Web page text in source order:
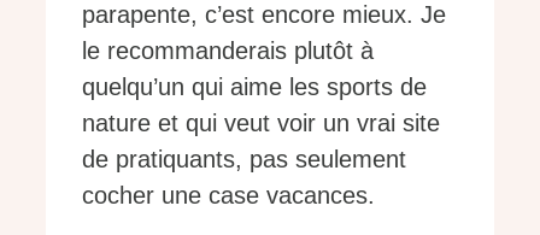
parapente, c’est encore mieux. Je
le recommanderais plutôt à
quelqu’un qui aime les sports de
nature et qui veut voir un vrai site
de pratiquants, pas seulement
cocher une case vacances.